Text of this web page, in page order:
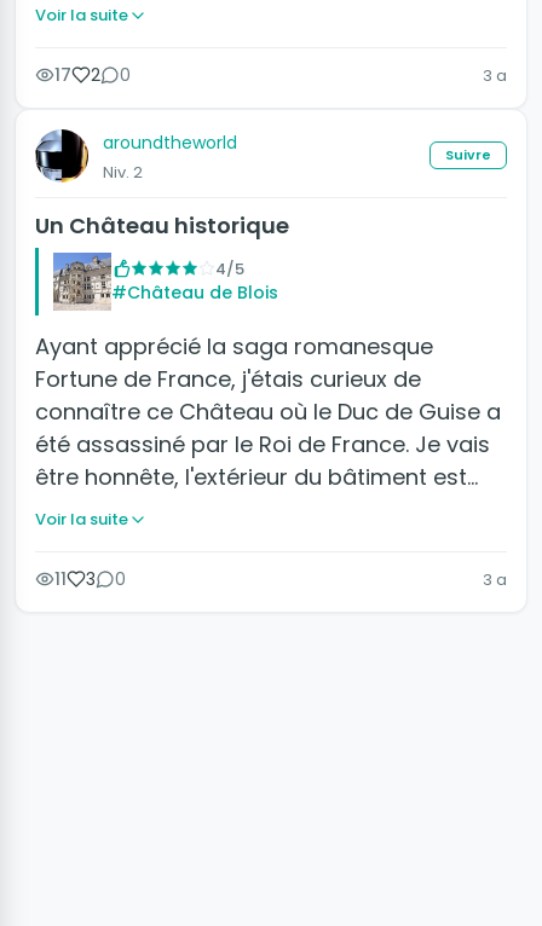
Voir la suite
17 2 0 3 a
aroundtheworld
Niv. 2
Suivre
Un Château historique
4/5
#Château de Blois
Ayant apprécié la saga romanesque
Fortune de France, j'étais curieux de
connaître ce Château où le Duc de Guise a
été assassiné par le Roi de France. Je vais
être honnête, l'extérieur du bâtiment est…
Voir la suite
11 3 0 3 a